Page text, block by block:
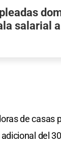
salarial
de casas
del